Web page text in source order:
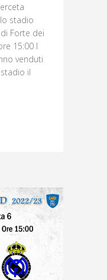
stadio
Forte dei
15:00 I
venduti
il